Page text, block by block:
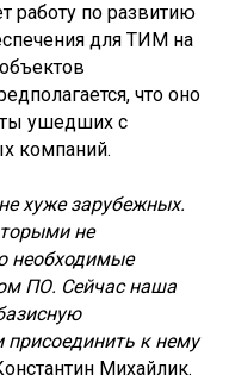
работу по развитию
для ТИМ на
что оно
ушедших с
компаний.
хуже зарубежных.
не
необходимые
ПО. Сейчас наша
к нему
Михайлик.